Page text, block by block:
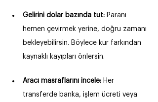
Gelirini dolar bazında tut: Paranı
hemen çevirmek yerine, doğru zamanı
bekleyebilirsin. Böylece kur farkından
kaynaklı kayıpları önlersin.
Aracı masraflarını incele: Her
transferde banka, işlem ücreti veya